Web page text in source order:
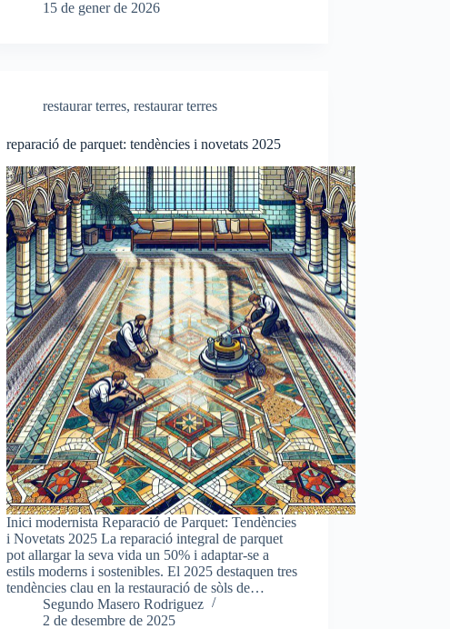
15 de gener de 2026
restaurar terres,restaurar terres
reparació de parquet: tendències i novetats 2025
Inici modernista Reparació de Parquet: Tendències
i Novetats 2025 La reparació integral de parquet
pot allargar la seva vida un 50% i adaptar-se a
estils moderns i sostenibles. El 2025 destaquen tres
tendències clau en la restauració de sòls de…
Segundo Masero Rodriguez
2 de desembre de 2025